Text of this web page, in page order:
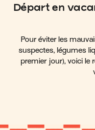
Départ en
Pour éviter les
suspectes, légumes
premier jour), voici le